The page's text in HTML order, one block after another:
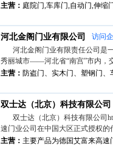
主营： 庭院门,车库门,自动门,伸缩
河北金阁门业有限公司
访问
河北金阁门业有限责任公司是
秀丽城市——河北省“南宫”市内，
主营： 防盗门、实木门、塑钢门、
双士达（北京）科技有限公司
双士达（北京）科技有限公司
速门业公司在中国大区正式授权
主营： 主要产品为德国艾富来高